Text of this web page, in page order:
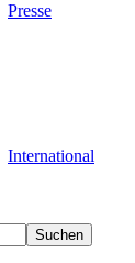
Presse
International
Suchen